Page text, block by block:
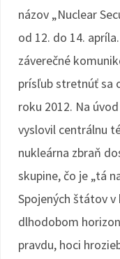
názov „Nuclear
od 12. do 14.
záverečné
prísľub stretnúť sa
roku 2012. Na
vyslovil centrálnu
nukleárna zbraň
skupine, čo je „tá
Spojených štátov
dlhodobom
pravdu, hoci